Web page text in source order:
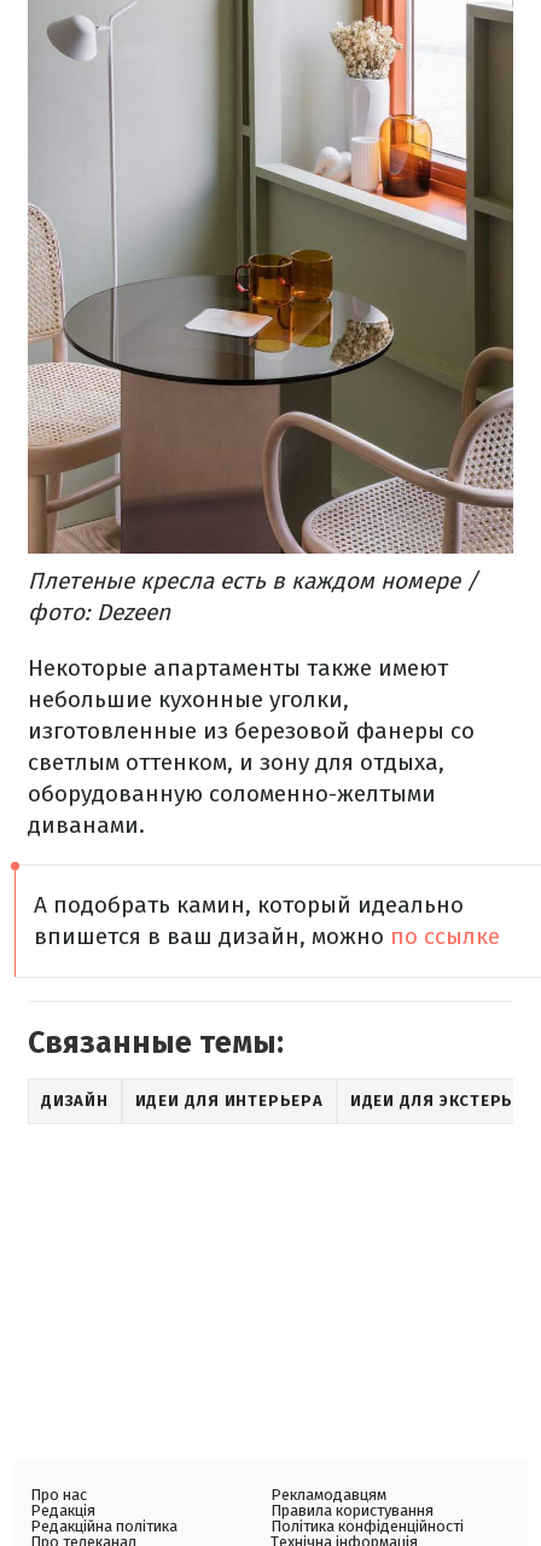
Плетеные кресла есть в каждом номере /
фото: Dezeen
Некоторые апартаменты также имеют
небольшие кухонные уголки,
изготовленные из березовой фанеры со
светлым оттенком, и зону для отдыха,
оборудованную соломенно-желтыми
диванами.
А подобрать камин, который идеально
впишется в ваш дизайн, можно по ссылке
Связанные темы:
ДИЗАЙН ИДЕИ ДЛЯ ИНТЕРЬЕРА ИДЕИ ДЛЯ
Про нас
Редакція
Редакційна політика
Про телеканал
Рекламодавцям
Правила користування
Політика конфіденційності
Технічна інформація